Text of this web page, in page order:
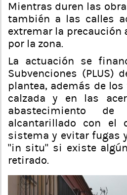
Mientras duren las
también a las calles
extremar la precaución
por la zona.
La actuación se
Subvenciones (PLUS)
plantea, además de
calzada y en las
abastecimiento
alcantarillado con el
sistema y evitar fugas
“in situ” si existe
retirado.